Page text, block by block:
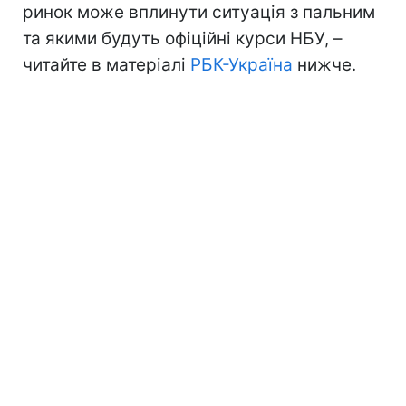
ринок може вплинути ситуація з пальним
та якими будуть офіційні курси НБУ, –
читайте в матеріалі РБК-Україна нижче.